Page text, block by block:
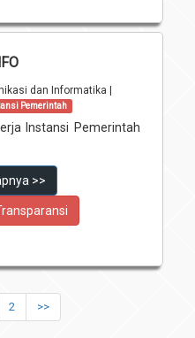
dan Informatika |
Pemerintah
Instansi Pemerintah
>>
2 >>